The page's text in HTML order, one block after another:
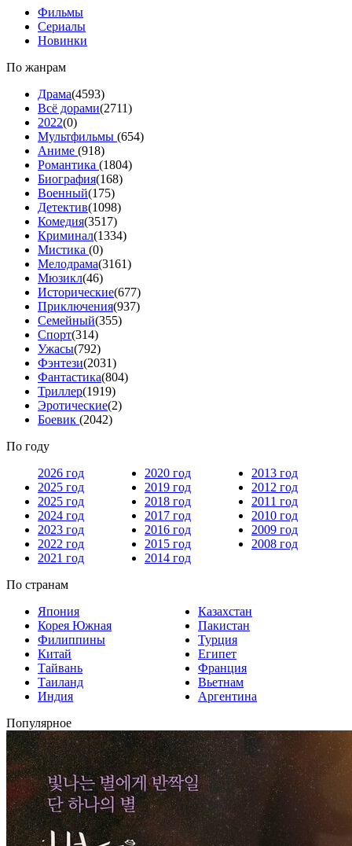
Фильмы
Сериалы
Новинки
По жанрам
Драма(4593)
Всё дорами(2711)
2022(0)
Мультфильмы (654)
Аниме (918)
Романтика (1804)
Биография(168)
Военный(175)
Детектив(1098)
Комедия(3517)
Криминал(1334)
Мистика (0)
Мелодрама(3161)
Мюзикл(46)
Исторические(677)
Приключения(937)
Семейный(355)
Спорт(314)
Ужасы(792)
Фэнтези(2031)
Фантастика(804)
Триллер(1919)
Эротические(2)
Боевик (2042)
По году
2026 год
2025 год
2025 год
2024 год
2023 год
2022 год
2021 год
2020 год
2019 год
2018 год
2017 год
2016 год
2015 год
2014 год
2013 год
2012 год
2011 год
2010 год
2009 год
2008 год
По странам
Япония
Корея Южная
Филиппины
Китай
Тайвань
Таиланд
Индия
Казахстан
Пакистан
Турция
Египет
Франция
Вьетнам
Аргентина
Популярное